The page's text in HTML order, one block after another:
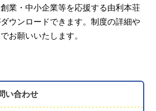
業・中小企業等を応援する由利本荘
ウンロードできます。制度の詳細や
お願いいたします。
い合わせ